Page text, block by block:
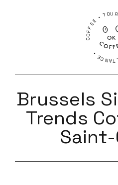
COFFEE • TOURS
Brussels
Trends